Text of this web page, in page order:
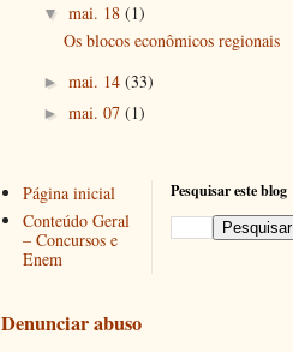
▼ mai. 18 (1)
Os blocos econômicos regionais
► mai. 14 (33)
► mai. 07 (1)
Página inicial
Conteúdo Geral
– Concursos e
Enem
Pesquisar este blog
Denunciar abuso